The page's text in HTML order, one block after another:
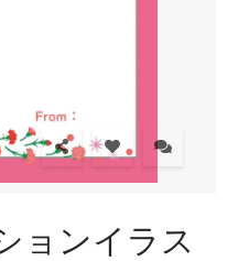
ョンイラス